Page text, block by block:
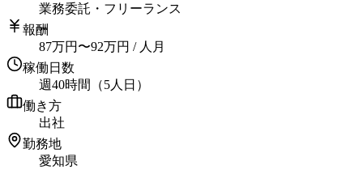
業務委託・フリーランス
報酬
87万円 〜92万円 / 人月
稼働日数
週40時間（5人日）
働き方
出社
勤務地
愛知県